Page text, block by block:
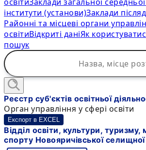
інститути (установи)Заклади
Районні та місцеві органи
освітиВідкриті даніЯк
пошук
Реєстр суб'єктів освітньої
Орган управління у сфері освіти
Експорт в EXCEL
Відділ освіти, культури, туризму,
спорту Новояричівської